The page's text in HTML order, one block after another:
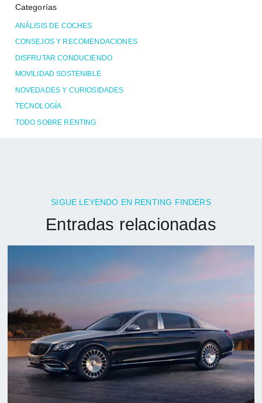
Categorías
ANÁLISIS DE COCHES
CONSEJOS Y RECOMENDACIONES
DISFRUTAR CONDUCIENDO
MOVILIDAD SOSTENIBLE
NOVEDADES Y CURIOSIDADES
TECNOLOGÍA
TODO SOBRE RENTING
SIGUE LEYENDO EN RENTING FINDERS
Entradas relacionadas